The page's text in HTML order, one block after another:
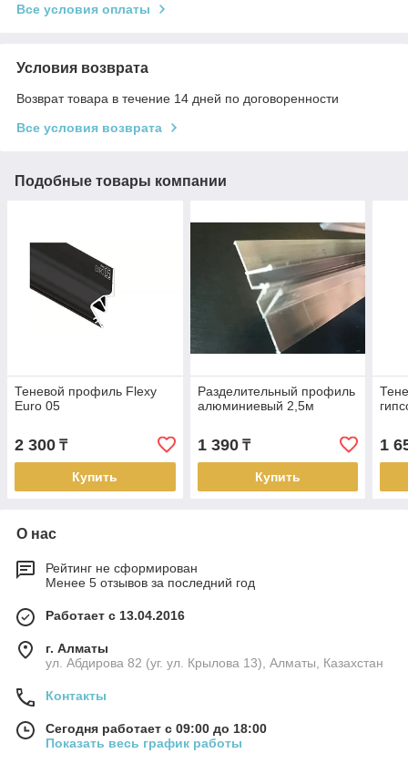
Все условия оплаты
Условия возврата
Возврат товара в течение 14 дней по договоренности
Все условия возврата
Подобные товары компании
Теневой профиль Flexy
Euro 05
2 300 ₸
Купить
Разделительный профиль
алюминиевый 2,5м
1 390₸
Купить
1
О нас
Рейтинг не сформирован
Менее 5 отзывов за последний год
Работает с 13.04.2016
г. Алматы
ул. Абдирова 82 (уг. ул. Крылова 13), Алматы, Казахстан
Контакты
Сегодня работает с 09:00 до 18:00
Показать весь график работы